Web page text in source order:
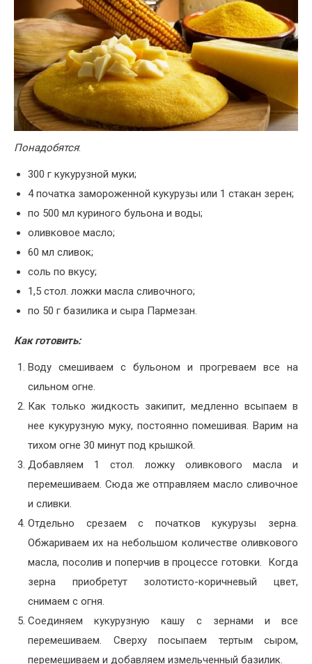
Понадобятся:
300 г кукурузной муки;
4 початка замороженной кукурузы или 1 стакан зерен;
по 500 мл куриного бульона и воды;
оливковое масло;
60 мл сливок;
соль по вкусу;
1,5 стол. ложки масла сливочного;
по 50 г базилика и сыра Пармезан.
Как готовить:
Воду смешиваем с бульоном и прогреваем все на
сильном огне.
Как только жидкость закипит, медленно всыпаем в
нее кукурузную муку, постоянно помешивая. Варим на
тихом огне 30 минут под крышкой.
Добавляем 1 стол. ложку оливкового масла и
перемешиваем. Сюда же отправляем масло сливочное
и сливки.
Отдельно срезаем с початков кукурузы зерна.
Обжариваем их на небольшом количестве оливкового
масла, посолив и поперчив в процессе готовки. Когда
зерна приобретут золотисто-коричневый цвет,
снимаем с огня.
Соединяем кукурузную кашу с зернами и все
перемешиваем. Сверху посыпаем тертым сыром,
перемешиваем и добавляем измельченный базилик.